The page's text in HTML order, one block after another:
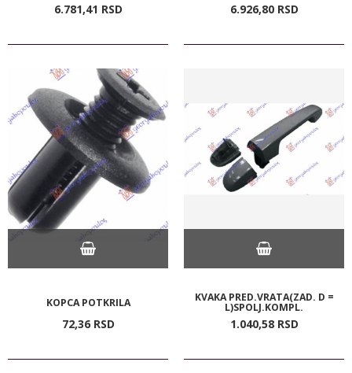
6.781,41 RSD 6.926,80 RSD
KOPCA POTKRILA
72,36 RSD
KVAKA PRED.VRATA(ZAD. D =
L)SPOLJ.KOMPL.
1.040,58 RSD